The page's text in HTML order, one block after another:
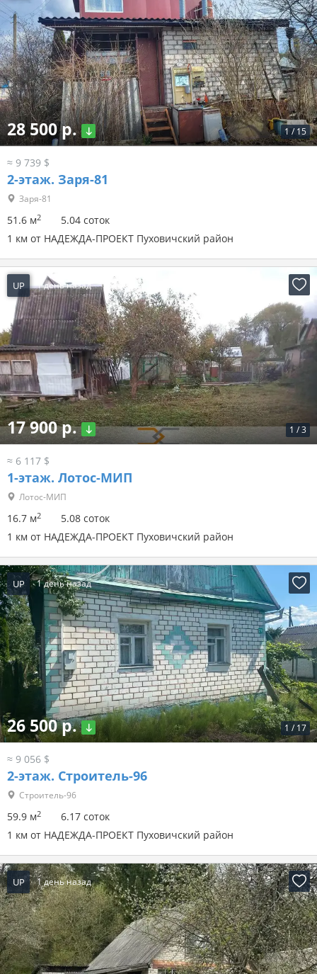
1 / 15
28 500 р.
≈ 9 739 $
2-этаж. Заря-81
Заря-81
51.6 м2
5.04 соток
1 км от НАДЕЖДА-ПРОЕКТ Пуховичский район
UP 1 день назад
1 /3
17 900 р.
≈ 6 117 $
1-этаж. Лотос-МИП
Лотос-МИП
16.7 м2
5.08 соток
1 км от НАДЕЖДА-ПРОЕКТ Пуховичский район
UP 1 день назад
1 / 17
26 500 р.
≈ 9 056 $
2-этаж. Строитель-96
Строитель-96
59.9 м2
6.17 соток
1 км от НАДЕЖДА-ПРОЕКТ Пуховичский район
UP 1 день назад